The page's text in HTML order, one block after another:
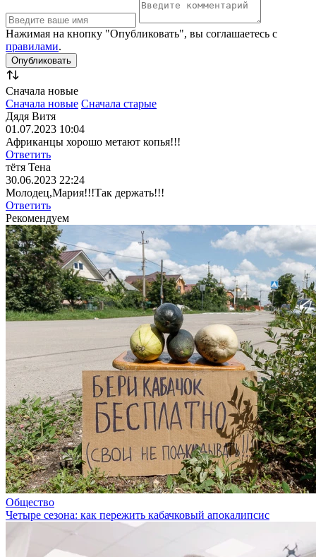
Нажимая на кнопку "Опубликовать", вы соглашаетесь с
правилами.
Сначала новые
Сначала новые Сначала старые
Дядя Витя
01.07.2023 10:04
Африканцы хорошо метают копья!!!
Ответить
тётя Тена
30.06.2023 22:24
Молодец,Мария!!!Так держать!!!
Ответить
Рекомендуем
Общество
Четыре сезона: как пережить кабачковый апокалипсис